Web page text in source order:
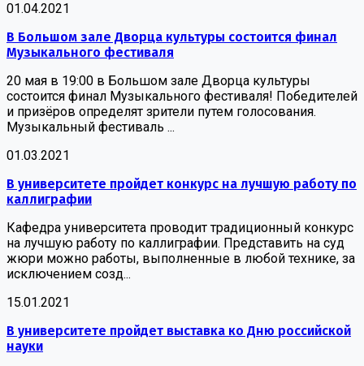
01.04.2021
В Большом зале Дворца культуры состоится финал
Музыкального фестиваля
20 мая в 19:00 в Большом зале Дворца культуры
состоится финал Музыкального фестиваля! Победителей
и призёров определят зрители путем голосования.
Музыкальный фестиваль ...
01.03.2021
В университете пройдет конкурс на лучшую работу по
каллиграфии
Кафедра университета проводит традиционный конкурс
на лучшую работу по каллиграфии. Представить на суд
жюри можно работы, выполненные в любой технике, за
исключением созд...
15.01.2021
В университете пройдет выставка ко Дню российской
науки